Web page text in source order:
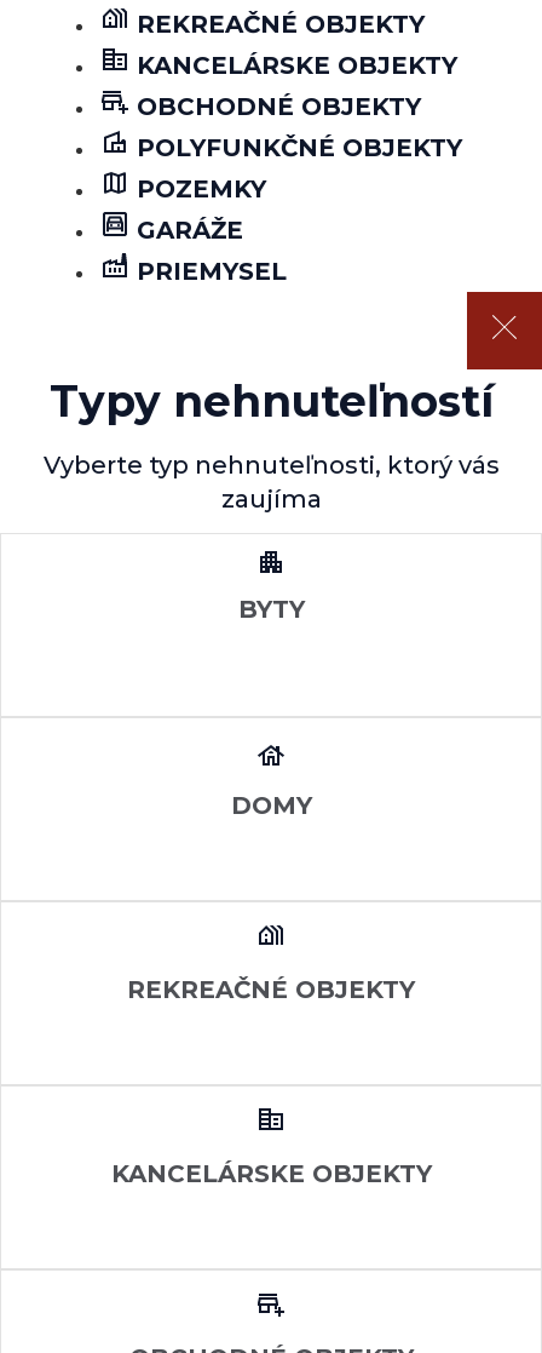
REKREAČNÉ OBJEKTY
KANCELÁRSKE OBJEKTY
OBCHODNÉ OBJEKTY
POLYFUNKČNÉ OBJEKTY
POZEMKY
GARÁŽE
PRIEMYSEL
Typy nehnuteľností
Vyberte typ nehnuteľnosti, ktorý vás
zaujíma
BYTY
DOMY
REKREAČNÉ OBJEKTY
KANCELÁRSKE OBJEKTY